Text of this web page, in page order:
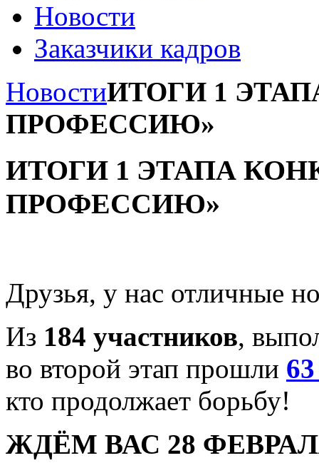
Новости
Заказчики кадров
НовостиИТОГИ 1
ПРОФЕССИЮ»
ИТОГИ 1 ЭТАПА
ПРОФЕССИЮ»
Друзья, у нас отличные
Из 184 участников,
во второй этап прошли
кто продолжает борьбу!
ЖДЁМ ВАС 28